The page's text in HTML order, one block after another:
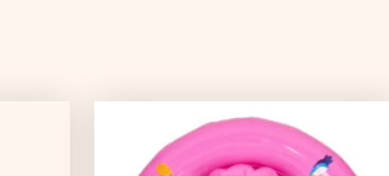
Oorspronkelijke
prijs
was:
Huidige
is: